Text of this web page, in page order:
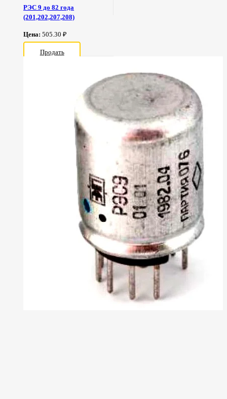
РЭС 9 до 82 года
(201,202,207,208)
Цена:505.30 ₽
Продать